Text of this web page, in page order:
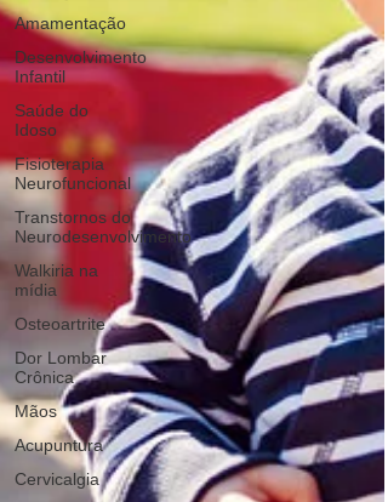
Amamentação
Desenvolvimento
Infantil
Saúde do
Idoso
Fisioterapia
Neurofuncional
Transtornos do
Neurodesenvolvimento
Walkiria na
mídia
Osteoartrite
Dor Lombar
Crônica
Mãos
Acupuntura
Cervicalgia